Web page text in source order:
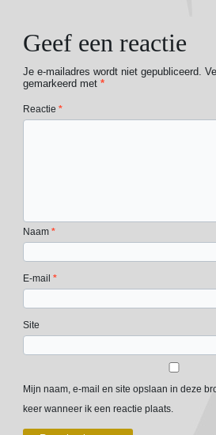
Geef een reactie
Je e-mailadres wordt niet gepubliceerd.
gemarkeerd met*
Reactie*
Naam*
E-mail*
Site
Mijn naam, e-mail en site opslaan in deze
keer wanneer ik een reactie plaats.